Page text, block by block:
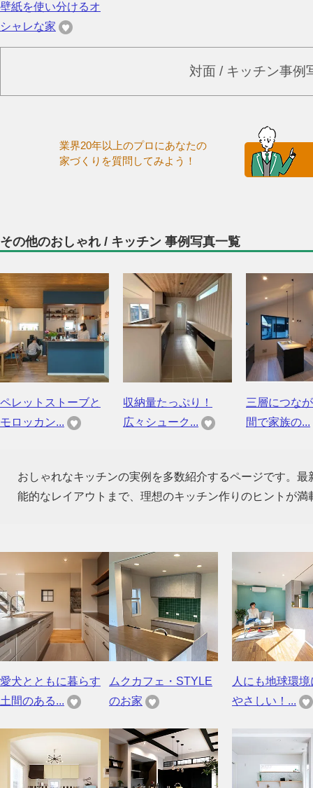
壁紙を使い分けるオ
シャレな家
対面 / キッチン事例
業界20年以上のプロにあなたの
家づくりを質問してみよう！
その他のおしゃれ / キッチン 事例写真一覧
ペレットストーブと
モロッカン...
収納量たっぷり！
広々シューク...
三層につな
間で家族の...
おしゃれなキッチンの実例を多数紹介するページです。
能的なレイアウトまで、理想のキッチン作りのヒントが
愛犬とともに暮らす
土間のある...
ムクカフェ・STYLE
のお家
人にも地球環
やさしい！...